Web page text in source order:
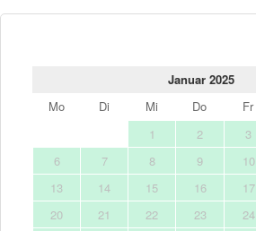
Januar 2025
Mo
Di Mi Do Fr
1
2 3
6
7 8 9 10
13
14 15 16 17
20
21 22 23 24